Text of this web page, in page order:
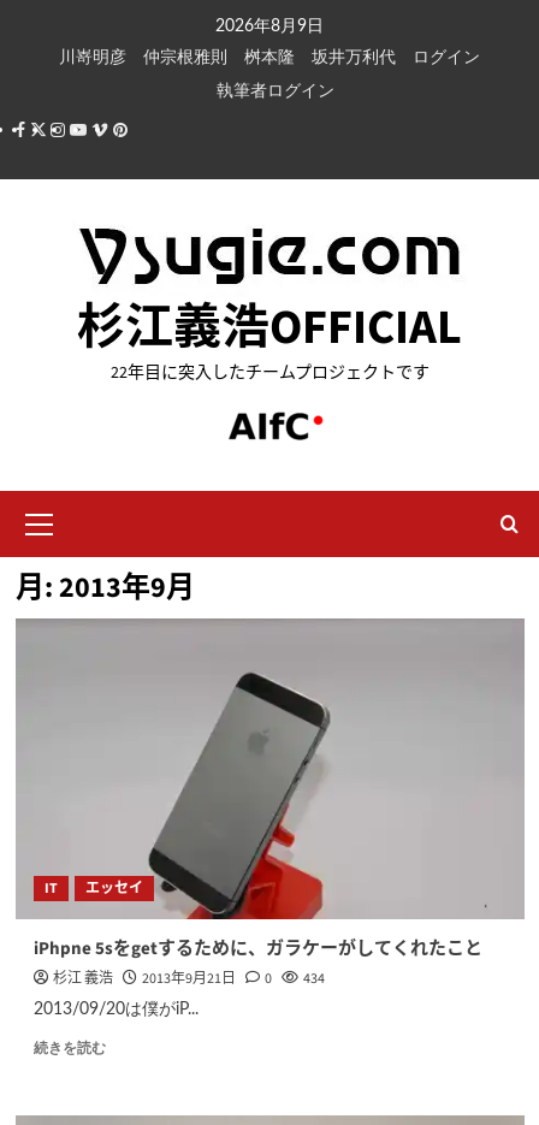
キ
2026年8月9日
川嵜明彦
仲宗根雅則 桝本隆 坂井万利代
ログイン
執筆者ログイン
Facebook
X Instagram
Youtube
VimeoPinterest
杉江義浩OFFICIAL
22年目に突入したチームプロジェクトです
イ
ン
メ
月:2013年9月
IT エッセイ
iPhpne 5sをgetするために、ガラケーがしてくれたこと
杉江 義浩 2013年9月21日 0 434
2013/09/20は僕がiP...
続きを読む